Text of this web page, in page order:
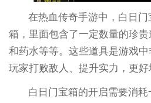
在热血传奇手游中，白日
箱，里面包含了一定数量的珍
和药水等等。这些道具是游戏
玩家打败敌人、提升实力，更好
白日门宝箱的开启需要消